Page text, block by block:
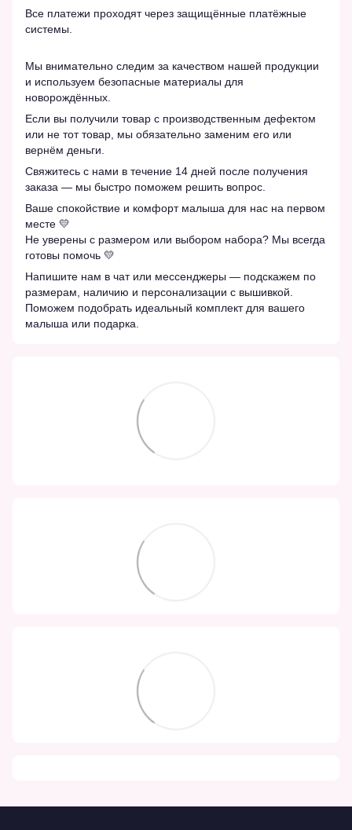
Все платежи проходят через защищённые платёжные
системы.
Мы внимательно следим за качеством нашей продукции
и используем безопасные материалы для
новорождённых.
Если вы получили товар с производственным дефектом
или не тот товар, мы обязательно заменим его или
вернём деньги.
Свяжитесь с нами в течение 14 дней после получения
заказа — мы быстро поможем решить вопрос.
Ваше спокойствие и комфорт малыша для нас на первом
месте 💛
Не уверены с размером или выбором набора? Мы всегда
готовы помочь 💛
Напишите нам в чат или мессенджеры — подскажем по
размерам, наличию и персонализации с вышивкой.
Поможем подобрать идеальный комплект для вашего
малыша или подарка.